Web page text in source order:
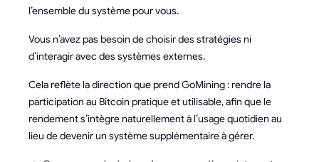
l’ensemble du système pour vous.
Vous n’avez pas besoin de choisir des stratégies ni
d’interagir avec des systèmes externes.
Cela reflète la direction que prend GoMining : rendre la
participation au Bitcoin pratique et utilisable, afin que le
rendement s’intègre naturellement à l’usage quotidien au
lieu de devenir un système supplémentaire à gérer.